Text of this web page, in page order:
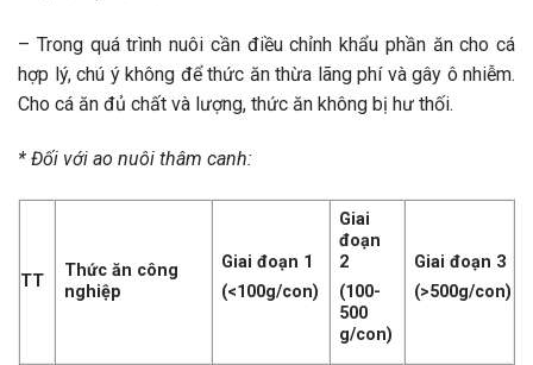
– Trong quá trình nuôi cần điều chỉnh khẩu phần ăn cho cá
hợp lý, chú ý không để thức ăn thừa lãng phí và gây ô nhiễm.
Cho cá ăn đủ chất và lượng, thức ăn không bị hư thối.
* Đối với ao nuôi thâm canh:
TT
Thức ăn công
nghiệp
Giai đoạn 1
(<100g/con)
Giai
đoạn
2
(100-
500
g/con)
Giai đoạn 3
(>500g/con)